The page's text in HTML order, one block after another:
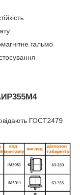
гальмо
ГОСТ2479